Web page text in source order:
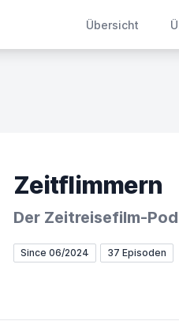
Übersicht
Zeitflimmern
Der Zeitreisefilm-
Since 06/2024 37 Episoden